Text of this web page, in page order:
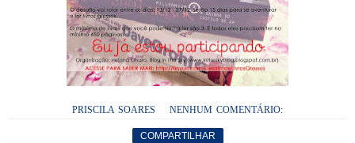
PRISCILA SOARES NENHUM COMENTÁRIO:
COMPARTILHAR